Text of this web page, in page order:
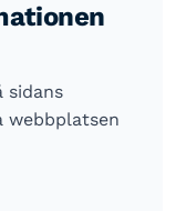
sidans
webbplatsen